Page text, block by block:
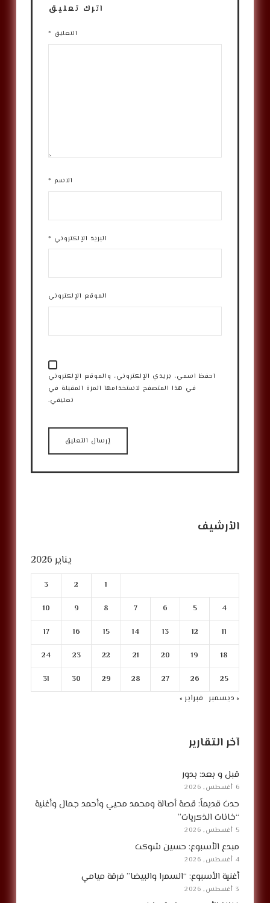
اترك تعليق
التعليق *
الاسم *
البريد الإلكتروني *
الموقع الإلكتروني
احفظ اسمي، بريدي الإلكتروني، والموقع الإلكتروني
في هذا المتصفح لاستخدامها المرة المقبلة في
تعليقي.
الأرشيف
يناير 2026
1
2
3
4
5
6
7
8
9
10
11
12
13
14
15
16
17
18
19
20
21
22
23
24
25
26
27
28
29
30
31
« ديسمبر فبراير »
آخر التقارير
قبل و بعد: بدور
6 أغسطس, 2026
حدث قديماً: قصة أصالة ومحمد محيي وأحمد جمال وأغنية
“خانات الذكريات”
5 أغسطس, 2026
مبدع الأسبوع: حسين شوكت
4 أغسطس, 2026
أغنية الأسبوع: “السمرا والبيضا” فرقة ميامي
3 أغسطس, 2026